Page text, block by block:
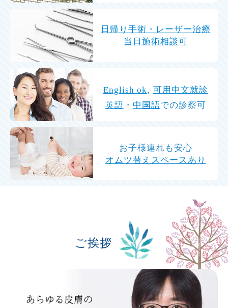
日帰り手術・レーザー治療
当日施術相談可
English ok, 可用中文就診
英語 ・ 中国語での診察可
お子様連れも安心
オムツ替えスペースあり
ご挨拶